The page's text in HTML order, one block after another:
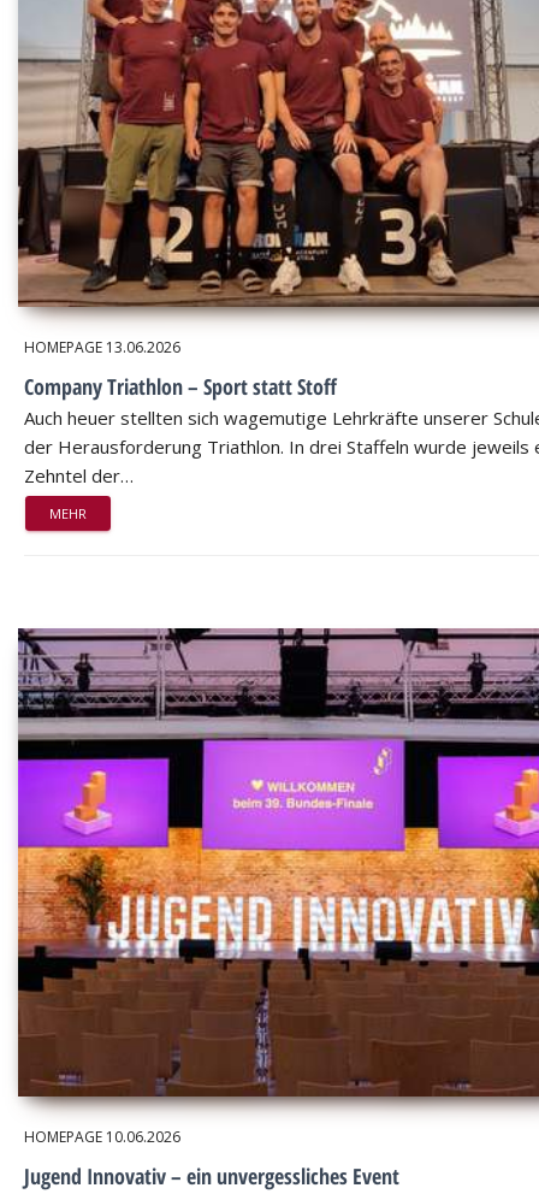
HOMEPAGE 13.06.2026
Company Triathlon – Sport statt Stoff
Auch heuer stellten sich wagemutige Lehrkräfte unserer
der Herausforderung Triathlon. In drei Staffeln wurde jeweils
Zehntel der…
MEHR
HOMEPAGE 10.06.2026
Jugend Innovativ – ein unvergessliches Event